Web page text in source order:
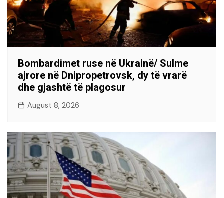
Bombardimet ruse në Ukrainë/ Sulme
ajrore në Dnipropetrovsk, dy të vrarë
dhe gjashtë të plagosur
August 8, 2026